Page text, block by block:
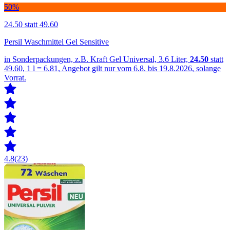
50%
24.50 statt 49.60
Persil Waschmittel Gel Sensitive
in Sonderpackungen, z.B. Kraft Gel Universal, 3.6 Liter, 24.50 statt
49.60, 1 l = 6.81, Angebot gilt nur vom 6.8. bis 19.8.2026, solange
Vorrat.
4.8(23)